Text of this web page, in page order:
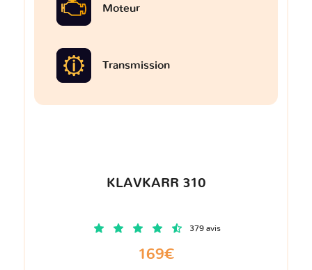
Moteur
Transmission
KLAVKARR 310
379 avis
169€